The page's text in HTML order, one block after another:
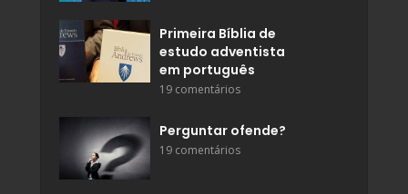
Primeira Bíblia de
estudo adventista
em português
19 comentários
Perguntar ofende?
19 comentários